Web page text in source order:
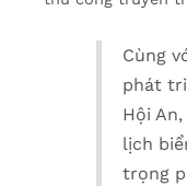
Cùng
phát
Hội
lịch
trọng